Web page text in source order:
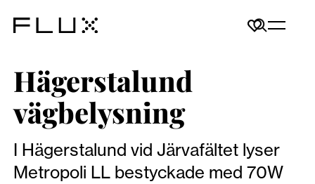
Hägerstalund
vägbelysning
I Hägerstalund vid Järvafältet lyser
Metropoli LL bestyckade med 70W